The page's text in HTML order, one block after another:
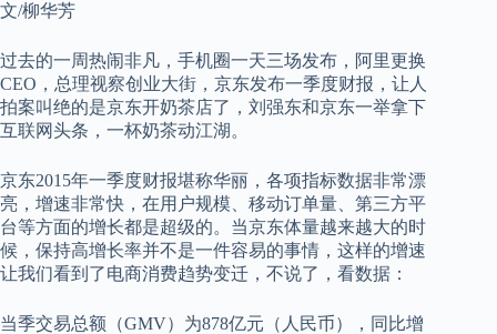
文/柳华芳
过去的一周热闹非凡，手机圈一天三场发布，阿里更换
CEO，总理视察创业大街，京东发布一季度财报，让人
拍案叫绝的是京东开奶茶店了，刘强东和京东一举拿下
互联网头条，一杯奶茶动江湖。
京东2015年一季度财报堪称华丽，各项指标数据非常漂
亮，增速非常快，在用户规模、移动订单量、第三方平
台等方面的增长都是超级的。当京东体量越来越大的时
候，保持高增长率并不是一件容易的事情，这样的增速
让我们看到了电商消费趋势变迁，不说了，看数据：
当季交易总额（GMV）为878亿元（人民币），同比增